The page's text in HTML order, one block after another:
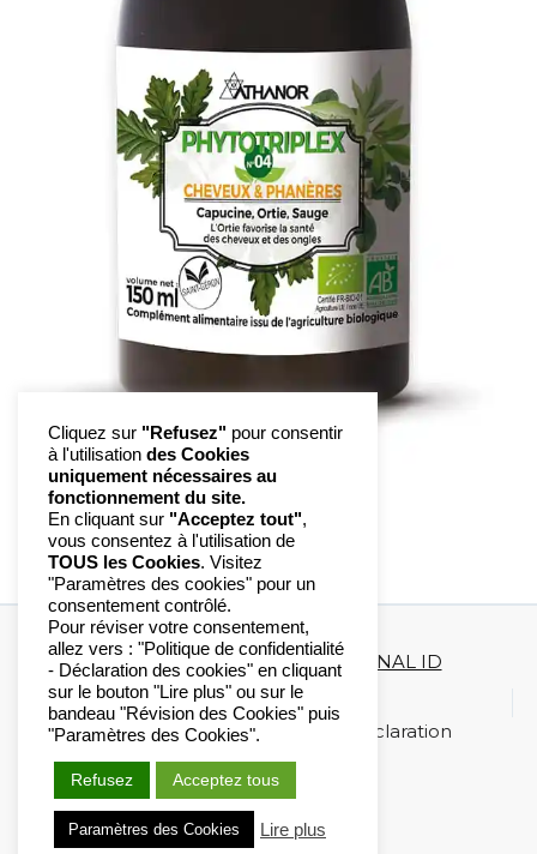
Copyright 2020-2023 ©DIAGONAL ID
Mentions légales
Politique de confidentialité / Déclaration
Cookies
Cliquez sur "Refusez" pour consentir
à l'utilisation des Cookies
uniquement nécessaires au
fonctionnement du site.
En cliquant sur "Acceptez tout",
vous consentez à l'utilisation de
TOUS les Cookies. Visitez
"Paramètres des cookies" pour un
consentement contrôlé.
Pour réviser votre consentement,
allez vers : "Politique de confidentialité
- Déclaration des cookies" en cliquant
sur le bouton "Lire plus" ou sur le
bandeau "Révision des Cookies" puis
"Paramètres des Cookies".
Refusez Acceptez tous
Paramètres des Cookies Lire plus